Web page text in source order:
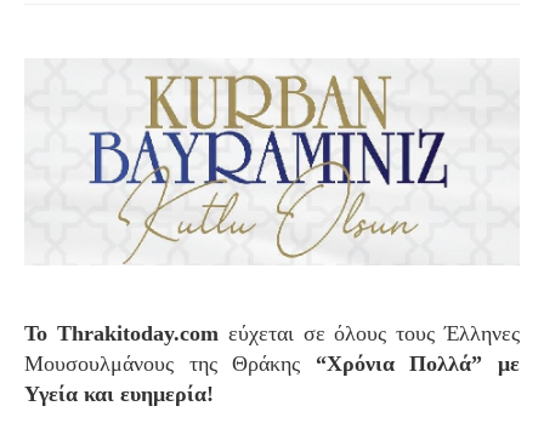
Το Thrakitoday.comεύχεται σε όλους τους Έλληνες
Μουσουλμάνους της Θράκης “Χρόνια Πολλά” με
Υγεία και ευημερία!